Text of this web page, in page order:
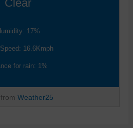
Clear
17%
16.6Kmph
for rain: 1%
Weather25